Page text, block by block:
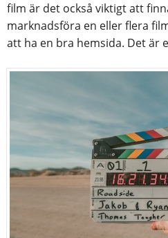
film är det också viktigt att
marknadsföra en eller flera
att ha en bra hemsida. Det är